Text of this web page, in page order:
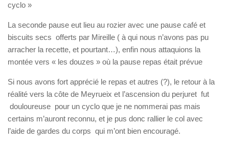
cyclo »
La seconde pause eut lieu au rozier avec une pause café et
biscuits secs offerts par Mireille ( à qui nous n’avons pas pu
arracher la recette, et pourtant…), enfin nous attaquions la
montée vers « les douzes » où la pause repas était prévue
Si nous avons fort apprécié le repas et autres (?), le retour à la
réalité vers la côte de Meyrueix et l’ascension du perjuret fut
douloureuse pour un cyclo que je ne nommerai pas mais
certains m’auront reconnu, et je pus donc rallier le col avec
l’aide de gardes du corps qui m’ont bien encouragé.